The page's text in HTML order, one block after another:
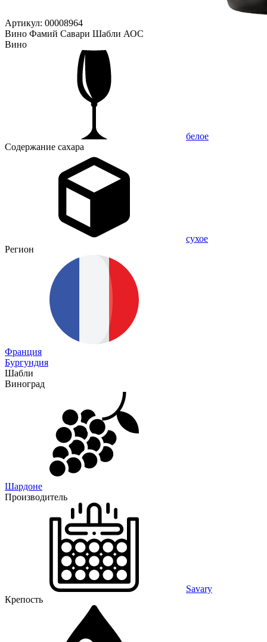
Артикул: 00008964
Вино Фамий Савари Шабли АОС
Вино
белое
Содержание сахара
сухое
Регион
Франция
Бургундия
Шабли
Виноград
Шардоне
Производитель
Savary
Крепость